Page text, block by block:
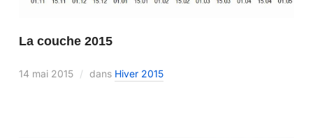
La couche 2015
14 mai 2015 dans Hiver 2015